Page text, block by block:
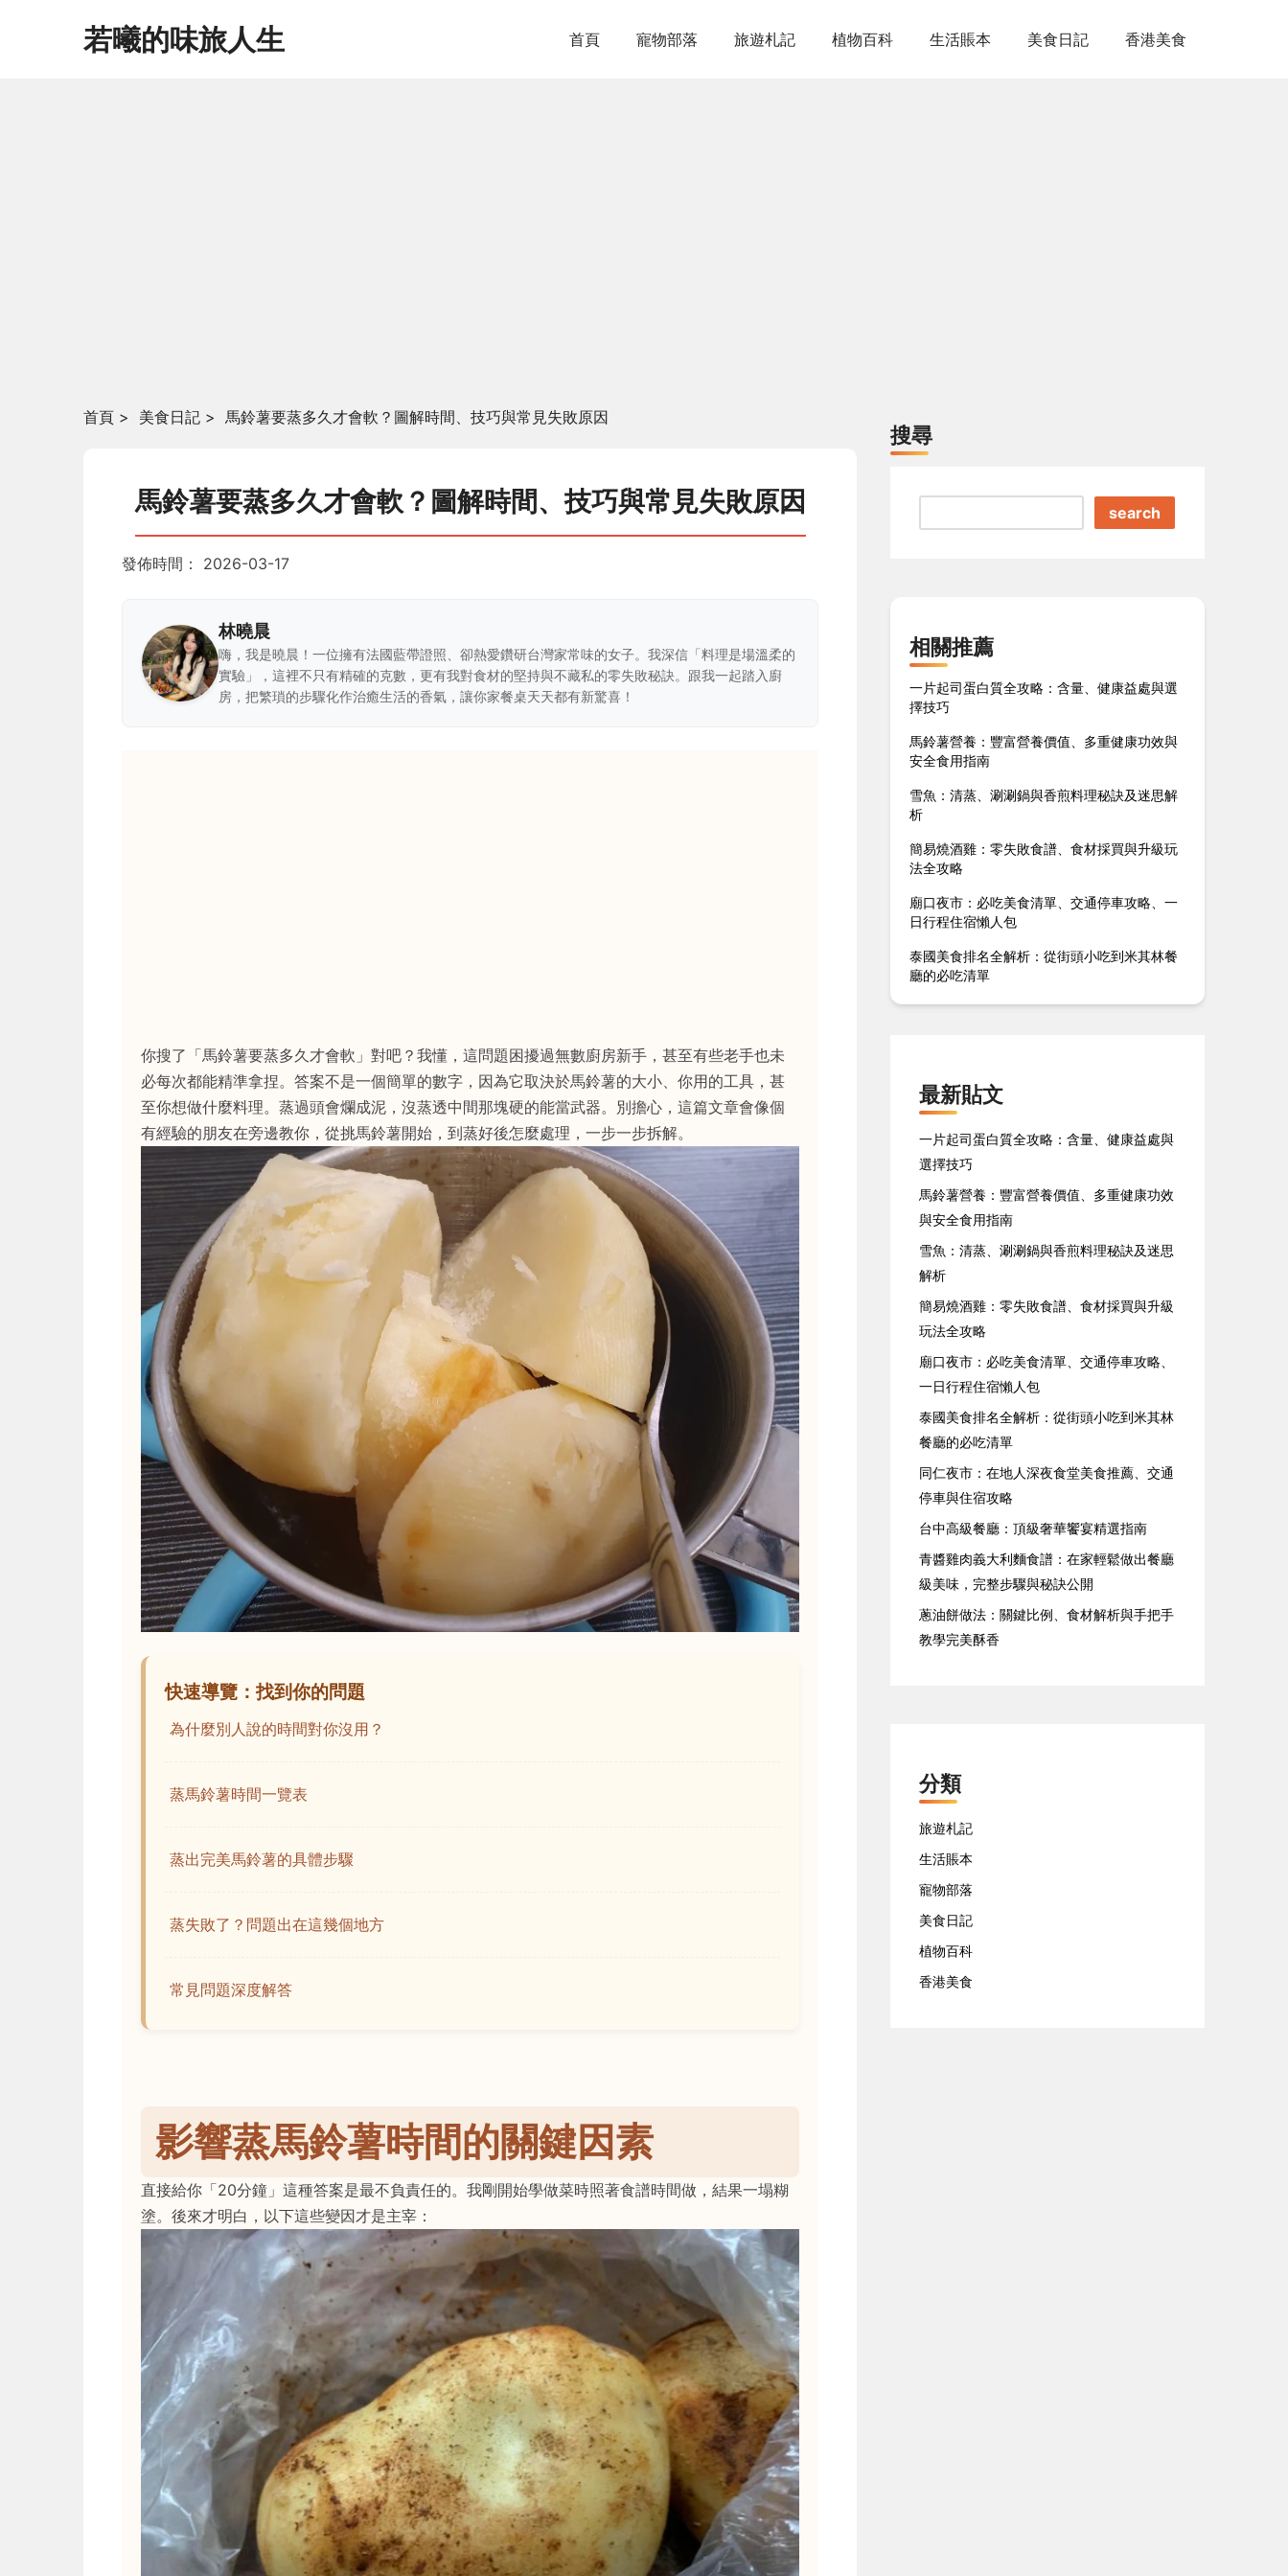
若曦的味旅人生 首頁 寵物部落 旅遊札記 植物百科 生活賬本 美食日記 香港美食
首頁 > 美食日記 > 馬鈴薯要蒸多久才會軟？圖解時間、技巧與常見失敗原因
馬鈴薯要蒸多久才會軟？圖解時間、技巧與常見失敗原因
發佈時間： 2026-03-17
林曉晨
嗨，我是曉晨！一位擁有法國藍帶證照、卻熱愛鑽研台灣家常味的女子。我深信「料理是場溫柔的
實驗」，這裡不只有精確的克數，更有我對食材的堅持與不藏私的零失敗秘訣。跟我一起踏入廚
房，把繁瑣的步驟化作治癒生活的香氣，讓你家餐桌天天都有新驚喜！
你搜了「馬鈴薯要蒸多久才會軟」對吧？我懂，這問題困擾過無數廚房新手，甚至有些老手也未
必每次都能精準拿捏。答案不是一個簡單的數字，因為它取決於馬鈴薯的大小、你用的工具，甚
至你想做什麼料理。蒸過頭會爛成泥，沒蒸透中間那塊硬的能當武器。別擔心，這篇文章會像個
有經驗的朋友在旁邊教你，從挑馬鈴薯開始，到蒸好後怎麼處理，一步一步拆解。
快速導覽：找到你的問題
為什麼別人說的時間對你沒用？
蒸馬鈴薯時間一覽表
蒸出完美馬鈴薯的具體步驟
蒸失敗了？問題出在這幾個地方
常見問題深度解答
影響蒸馬鈴薯時間的關鍵因素
直接給你「20分鐘」這種答案是最不負責任的。我剛開始學做菜時照著食譜時間做，結果一塌糊
塗。後來才明白，以下這些變因才是主宰：
搜尋
search
相關推薦
一片起司蛋白質全攻略：含量、健康益處與選
擇技巧
馬鈴薯營養：豐富營養價值、多重健康功效與
安全食用指南
雪魚：清蒸、涮涮鍋與香煎料理秘訣及迷思解
析
簡易燒酒雞：零失敗食譜、食材採買與升級玩
法全攻略
廟口夜市：必吃美食清單、交通停車攻略、一
日行程住宿懶人包
泰國美食排名全解析：從街頭小吃到米其林餐
廳的必吃清單
最新貼文
一片起司蛋白質全攻略：含量、健康益處與
選擇技巧
馬鈴薯營養：豐富營養價值、多重健康功效
與安全食用指南
雪魚：清蒸、涮涮鍋與香煎料理秘訣及迷思
解析
簡易燒酒雞：零失敗食譜、食材採買與升級
玩法全攻略
廟口夜市：必吃美食清單、交通停車攻略、
一日行程住宿懶人包
泰國美食排名全解析：從街頭小吃到米其林
餐廳的必吃清單
同仁夜市：在地人深夜食堂美食推薦、交通
停車與住宿攻略
台中高級餐廳：頂級奢華饗宴精選指南
青醬雞肉義大利麵食譜：在家輕鬆做出餐廳
級美味，完整步驟與秘訣公開
蔥油餅做法：關鍵比例、食材解析與手把手
教學完美酥香
分類
旅遊札記
生活賬本
寵物部落
美食日記
植物百科
香港美食